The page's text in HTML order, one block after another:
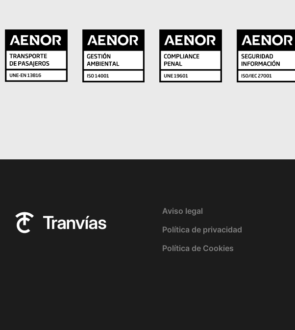
Aviso legal
Política de privacidad
Política de Cookies